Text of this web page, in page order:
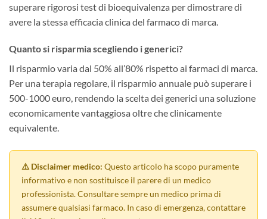
superare rigorosi test di bioequivalenza per dimostrare di
avere la stessa efficacia clinica del farmaco di marca.
Quanto si risparmia scegliendo i generici?
Il risparmio varia dal 50% all’80% rispetto ai farmaci di marca.
Per una terapia regolare, il risparmio annuale può superare i
500-1000 euro, rendendo la scelta dei generici una soluzione
economicamente vantaggiosa oltre che clinicamente
equivalente.
⚠️ Disclaimer medico: Questo articolo ha scopo puramente
informativo e non sostituisce il parere di un medico
professionista. Consultare sempre un medico prima di
assumere qualsiasi farmaco. In caso di emergenza, contattare